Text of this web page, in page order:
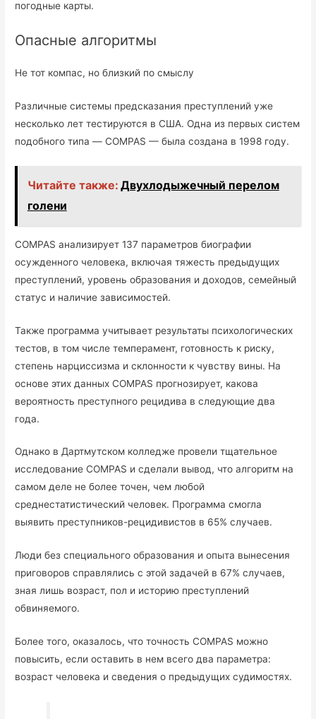
погодные карты.
Опасные алгоритмы
Не тот компас, но близкий по смыслу
Различные системы предсказания преступлений уже
несколько лет тестируются в США. Одна из первых систем
подобного типа — COMPAS — была создана в 1998 году.
Читайте также: Двухлодыжечный перелом
голени
COMPAS анализирует 137 параметров биографии
осужденного человека, включая тяжесть предыдущих
преступлений, уровень образования и доходов, семейный
статус и наличие зависимостей.
Также программа учитывает результаты психологических
тестов, в том числе темперамент, готовность к риску,
степень нарциссизма и склонности к чувству вины. На
основе этих данных COMPAS прогнозирует, какова
вероятность преступного рецидива в следующие два
года.
Однако в Дартмутском колледже провели тщательное
исследование COMPAS и сделали вывод, что алгоритм на
самом деле не более точен, чем любой
среднестатистический человек. Программа смогла
выявить преступников-рецидивистов в 65% случаев.
Люди без специального образования и опыта вынесения
приговоров справлялись с этой задачей в 67% случаев,
зная лишь возраст, пол и историю преступлений
обвиняемого.
Более того, оказалось, что точность COMPAS можно
повысить, если оставить в нем всего два параметра:
возраст человека и сведения о предыдущих судимостях.